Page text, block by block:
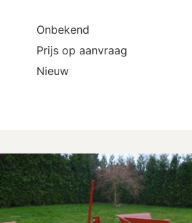
Onbekend
Prijs op aanvraag
Nieuw